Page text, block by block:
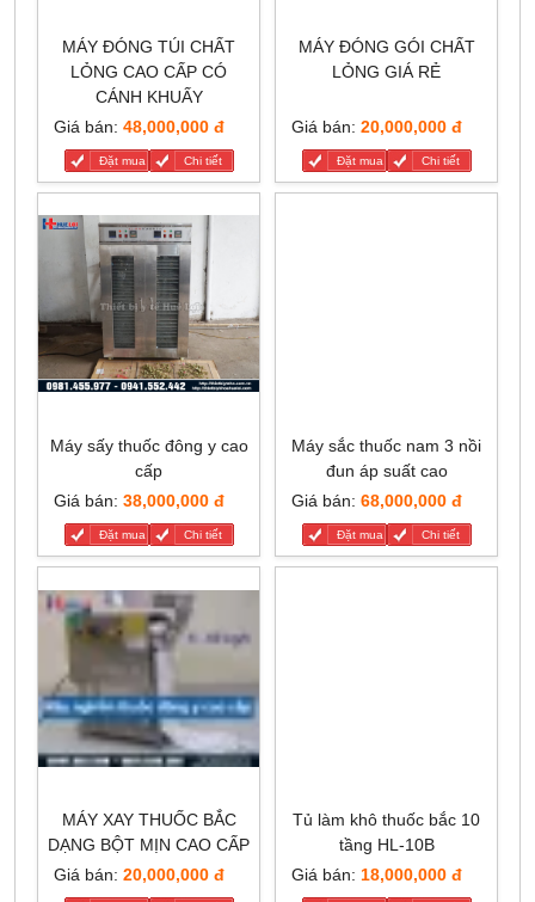
MÁY ĐÓNG TÚI CHẤT
LỎNG CAO CẤP CÓ
CÁNH KHUẤY
Giá bán: 48,000,000 đ
Đặt mua Chi tiết
MÁY ĐÓNG GÓI CHẤT
LỎNG GIÁ RẺ
Giá bán: 20,000,000 đ
Đặt mua Chi tiết
Máy sấy thuốc đông y cao
cấp
Giá bán: 38,000,000 đ
Đặt mua Chi tiết
Máy sắc thuốc nam 3 nồi
đun áp suất cao
Giá bán: 68,000,000 đ
Đặt mua Chi tiết
MÁY XAY THUỐC BẮC
DẠNG BỘT MỊN CAO CẤP
Giá bán: 20,000,000 đ
Tủ làm khô thuốc bắc 10
tầng HL-10B
Giá bán: 18,000,000 đ